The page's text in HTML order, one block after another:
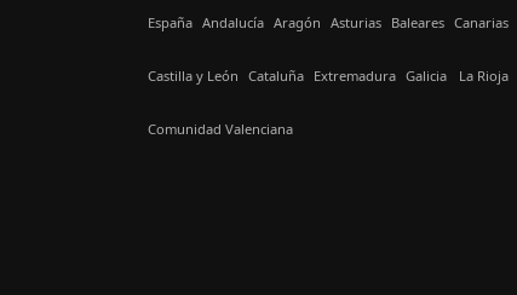
España Andalucía Aragón Asturias Baleares Canarias
Castilla y León Cataluña Extremadura Galicia La Rioja
Comunidad Valenciana